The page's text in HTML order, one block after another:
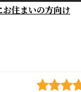
お住まいの方向け